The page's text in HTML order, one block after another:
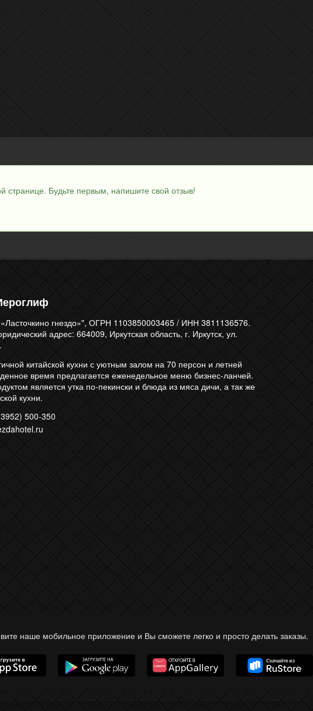
странице. Будьте первым, напишите свой отзыв!
гнездо»", ОГРН 1103850003465 / ИНН 3811136576.
адрес: 664009, Иркутская область, г. Иркутск, ул.
китайской кухни с уютным залом на 70 персон и летней
время предлагается еженедельное меню бизнес-ланчей.
является утка по-пекински и блюда из мяса дичи, а так же
кухни.
500-350
наше мобильное приложение и Вы сможете легко и просто делать заказы.